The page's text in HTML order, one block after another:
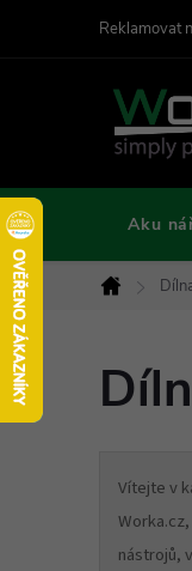
Reklamovat
Aku
Domů
Vítejte v
nástrojů,